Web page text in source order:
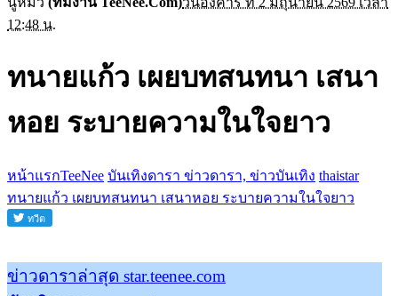
12:48 น.
ทนายแก้ว เผยบทสนทนา เสนา
หอย ระบายความในใจยาว
หน้าแรกTeeNee บันเทิงดารา ข่าวดารา, ข่าวบันเทิง thaistar
ทนายแก้ว เผยบทสนทนา เสนาหอย ระบายความในใจยาว
ข่าวดาราล่าสุด star.teenee.com